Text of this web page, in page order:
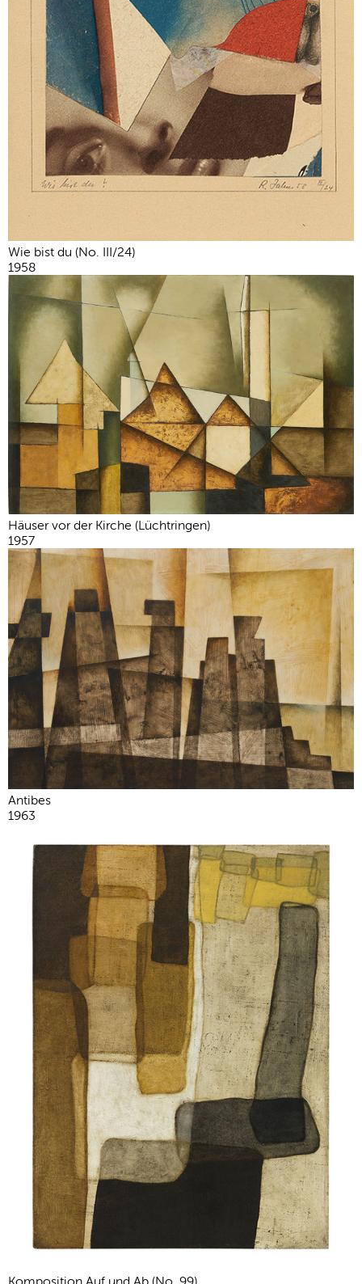
Wie bist du (No. III/24)
1958
Häuser vor der Kirche (Lüchtringen)
1957
Antibes
1963